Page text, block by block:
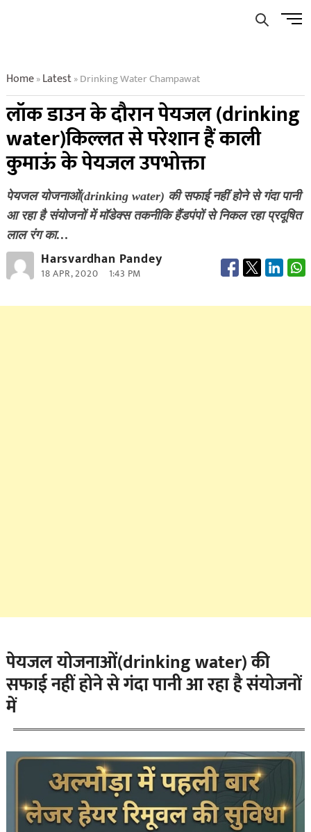
Menu
Home»Latest»Drinking Water Champawat
लॉक डाउन के दौरान पेयजल (drinking
water)किल्लत से परेशान हैं काली
कुमाऊं के पेयजल उपभोक्ता
पेयजल योजनाओं(drinking water) की सफाई नहीं होने से गंदा पानी
आ रहा है संयोजनों में मॉडेक्स तकनीकि हैंडपंपों से निकल रहा प्रदूषित
लाल रंग का…
Harsvardhan Pandey
18 APR, 2020 1:43 PM
पेयजल योजनाओं(drinking water) की
सफाई नहीं होने से गंदा पानी आ रहा है संयोजनों
में